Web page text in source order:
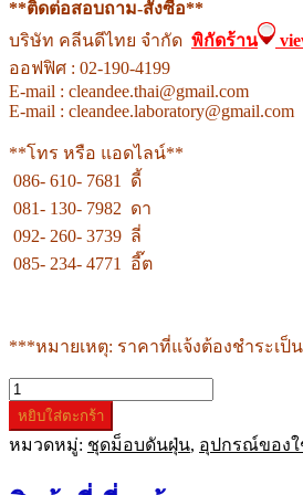
**ติดต่อสอบถาม-สั่งซื้อ**
บริษัท คลีนดีไทย จำกัด พิกัดร้าน
ออฟฟิศ : 02-190-4199
E-mail : cleandee.thai@gmail.com
E-mail : cleandee.laboratory@gmail.com
**โทร หรือ แอดไลน์**
086- 610- 7681 ดี้
081- 130- 7982 ดา
092- 260- 3739 ลี่
085- 234- 4771 อี๊ต
***หมายเหตุ: ราคาที่แจ้งต้องชำระเป็
จำนวน
ม็อบ
ดัน
หยิบใส่ตะกร้า
หมวดหมู่: ชุดม็อบดันฝุ่น, อุปกรณ์ของใ